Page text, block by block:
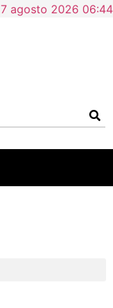
7 agosto 2026 06:44